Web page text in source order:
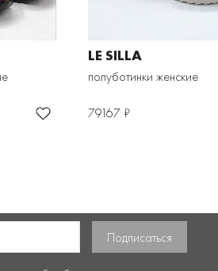
LE SILLA
полуботинки женские
79167 ₽